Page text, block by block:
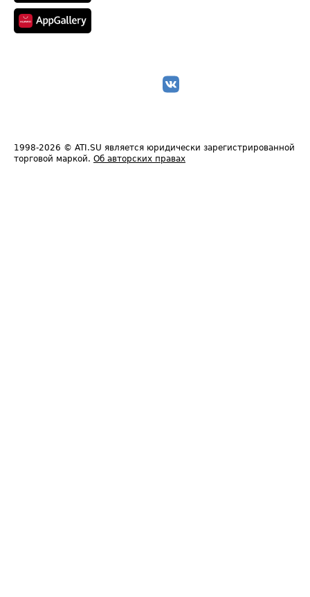
1998-2026 © ATI.SU является юридически зарегистрированной
торговой маркой. Об авторских правах